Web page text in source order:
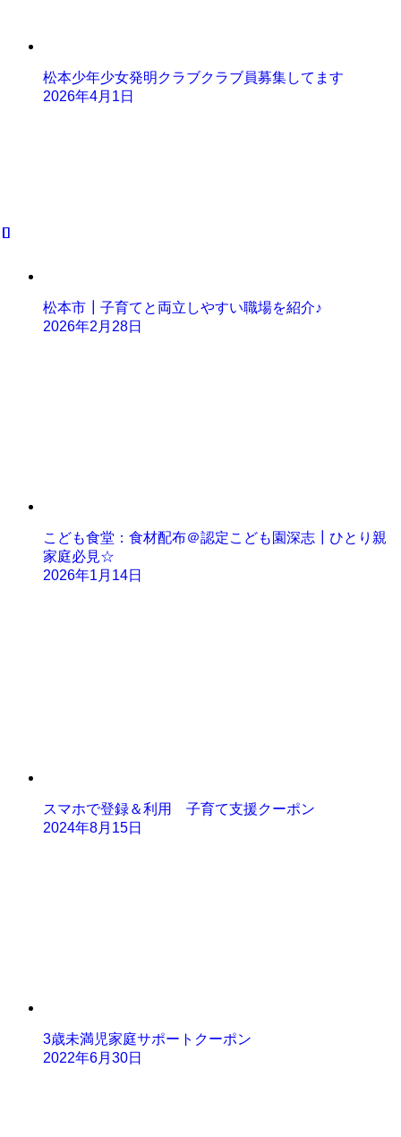
松本少年少女発明クラブクラブ員募集してます
2026年4月1日
松本市┃子育てと両立しやすい職場を紹介♪
2026年2月28日
こども食堂：食材配布＠認定こども園深志┃ひとり親
家庭必見☆
2026年1月14日
スマホで登録＆利用 子育て支援クーポン
2024年8月15日
3歳未満児家庭サポートクーポン
2022年6月30日